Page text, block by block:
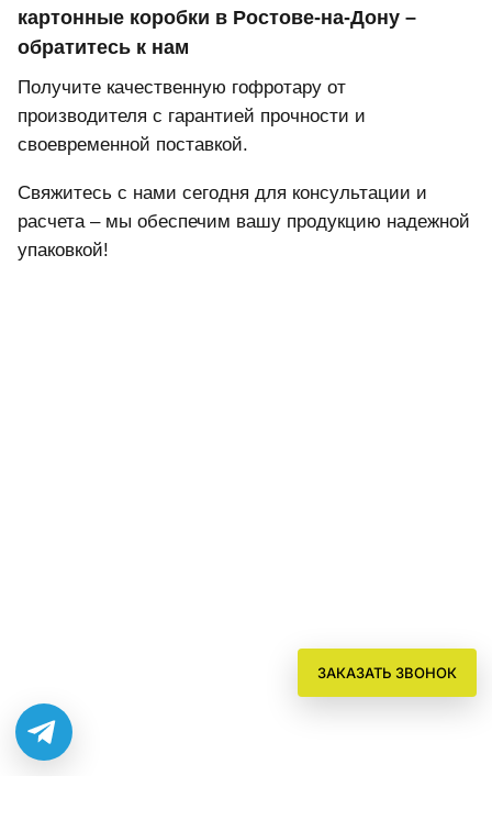
картонные коробки в Ростове-на-Дону –
обратитесь к нам
Получите качественную гофротару от
производителя с гарантией прочности и
своевременной поставкой.
Свяжитесь с нами сегодня для консультации и
расчета – мы обеспечим вашу продукцию надежной
упаковкой!
ЗАКАЗАТЬ ЗВОНОК